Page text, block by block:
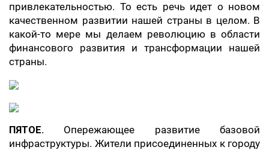
привлекательностью. То есть речь идет о новом
качественном развитии нашей страны в целом. В
какой-то мере мы делаем революцию в области
финансового развития и трансформации нашей
страны.
ПЯТОЕ. Опережающее развитие базовой
инфраструктуры. Жители присоединенных к городу